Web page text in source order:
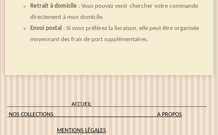
Retrait à domicile : Vous pouvez venir chercher votre commande
directement à mon domicile.
Envoi postal : Si vous préférez la livraison, elle peut être organisée
moyennant des frais de port supplémentaires.
ACCUEIL
NOS COLLECTIONS A PROPOS
MENTIONS LÉGALES